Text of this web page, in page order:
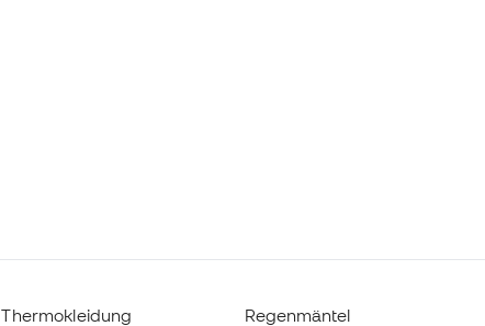
Thermokleidung
Regenmäntel